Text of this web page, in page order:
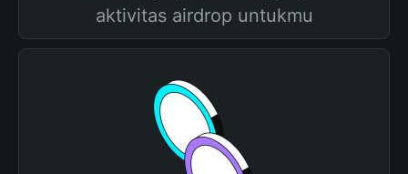
aktivitas airdrop untukmu